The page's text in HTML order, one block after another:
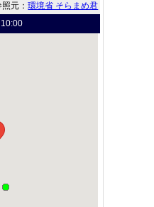
照元：環境省 そらまめ君